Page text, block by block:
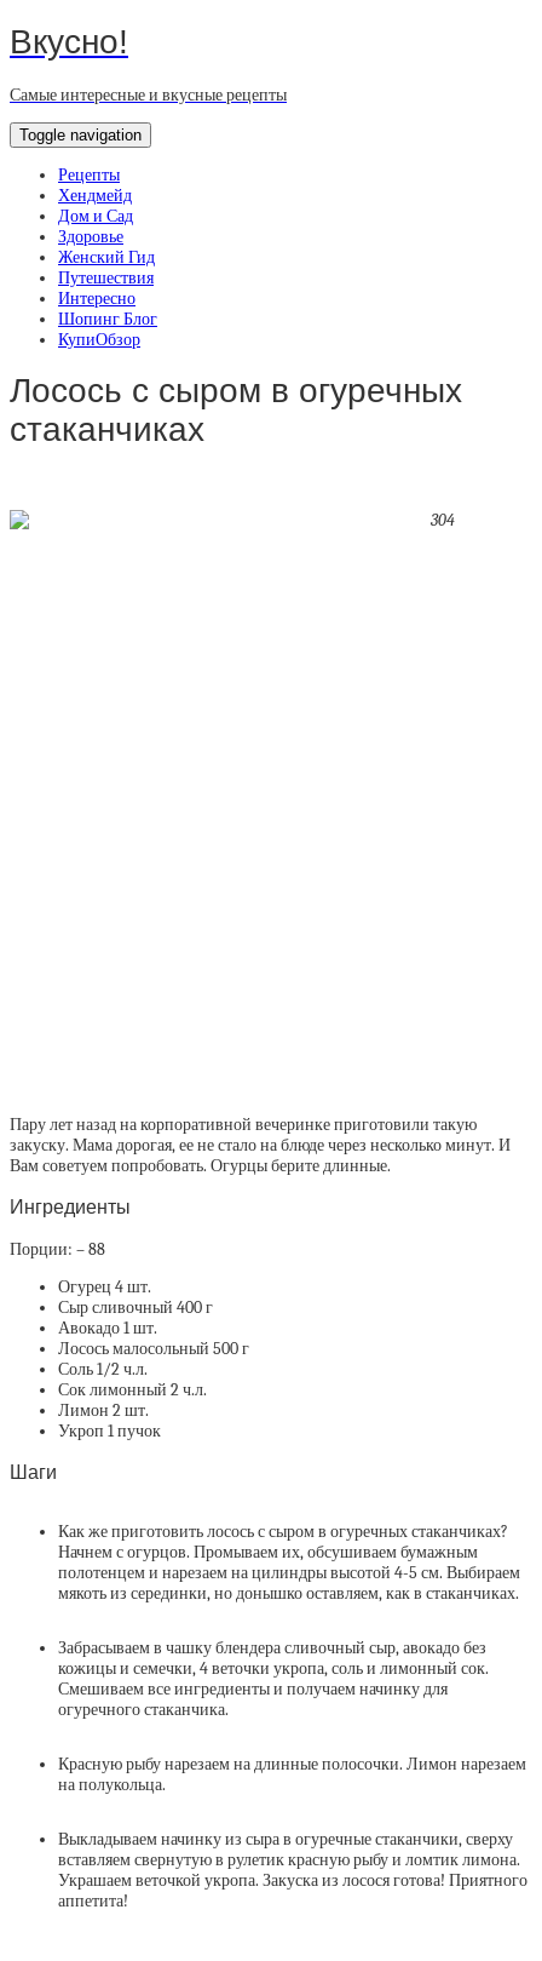
Вкусно!
Самые интересные и вкусные рецепты
Toggle navigation
Рецепты
Хендмейд
Дом и Сад
Здоровье
Женский Гид
Путешествия
Интересно
Шопинг Блог
КупиОбзор
Лосось с сыром в огуречных
стаканчиках
Пару лет назад на корпоративной вечеринке приготовили такую
закуску. Мама дорогая, ее не стало на блюде через несколько минут. И
Вам советуем попробовать. Огурцы берите длинные.
Ингредиенты
Порции: – 88
Огурец 4 шт.
Сыр сливочный 400 г
Авокадо 1 шт.
Лосось малосольный 500 г
Соль 1/2 ч.л.
Сок лимонный 2 ч.л.
Лимон 2 шт.
Укроп 1 пучок
Шаги
Как же приготовить лосось с сыром в огуречных стаканчиках?
Начнем с огурцов. Промываем их, обсушиваем бумажным
полотенцем и нарезаем на цилиндры высотой 4-5 см. Выбираем
мякоть из серединки, но донышко оставляем, как в стаканчиках.
Забрасываем в чашку блендера сливочный сыр, авокадо без
кожицы и семечки, 4 веточки укропа, соль и лимонный сок.
Смешиваем все ингредиенты и получаем начинку для
огуречного стаканчика.
Красную рыбу нарезаем на длинные полосочки. Лимон нарезаем
на полукольца.
Выкладываем начинку из сыра в огуречные стаканчики, сверху
вставляем свернутую в рулетик красную рыбу и ломтик лимона.
Украшаем веточкой укропа. Закуска из лосося готова! Приятного
аппетита!